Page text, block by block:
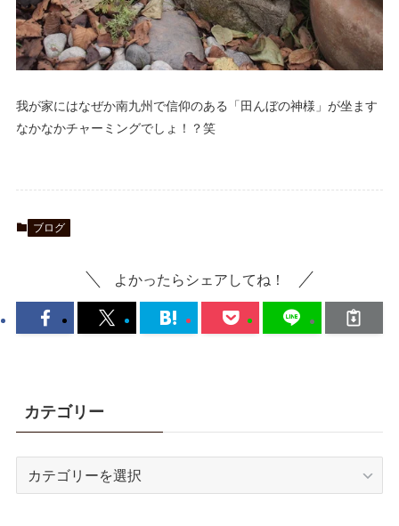
我が家にはなぜか南九州で信仰のある「田んぼの神様」が坐ます
なかなかチャーミングでしょ！？笑
ブログ
よかったらシェアしてね！
カテゴリー